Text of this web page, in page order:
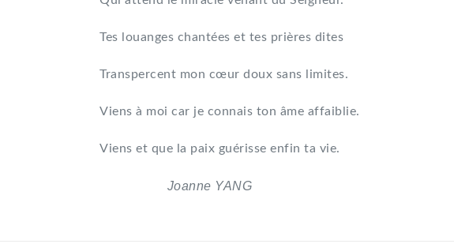
Tes louanges chantées et tes prières dites
Transpercent mon cœur doux sans limites.
Viens à moi car je connais ton âme affaiblie.
Viens et que la paix guérisse enfin ta vie.
Joanne YANG